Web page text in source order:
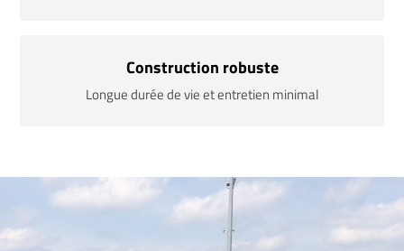
Construction robuste
Longue durée de vie et entretien minimal